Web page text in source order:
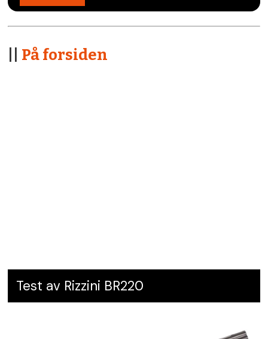
På forsiden
Test av Rizzini BR220